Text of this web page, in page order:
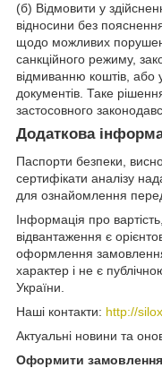
(б) Відмовити у
відносини без
щодо можливих
санкційного режиму,
відмиванню коштів, або
документів. Таке
застосовного
Додаткова
Паспорти безпеки,
сертифікати аналізу
для ознайомлення
Інформація про
відвантаження є
оформлення
характер і не є
України.
Наші контакти: http://
Актуальні новини та
Оформити замовлення